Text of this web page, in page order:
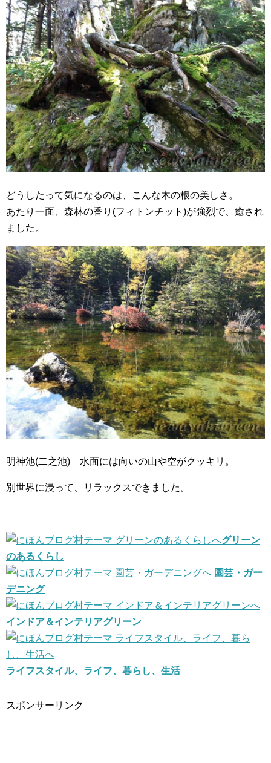
どうしたって気になるのは、こんな木の根の美しさ。
あたり一面、森林の香り(フィトンチット)が強烈で、癒され
ました。
明神池(二之池) 水面には向いの山や空がクッキリ。
別世界に浸って、リラックスできました。
グリーン
のあるくらし
園芸・ガー
デニング
インドア＆インテリアグリーン
ライフスタイル、ライフ、暮らし、生活
スポンサーリンク